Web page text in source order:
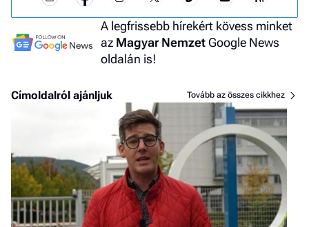
A legfrissebb hírekért kövess minket
az Magyar Nemzet Google News
oldalán is!
Címoldalról ajánljuk Tovább az összes cikkhez